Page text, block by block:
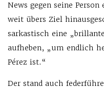
News gegen seine
weit übers Ziel
sarkastisch eine
aufheben, „um endlich
Pérez ist.“
Der stand auch